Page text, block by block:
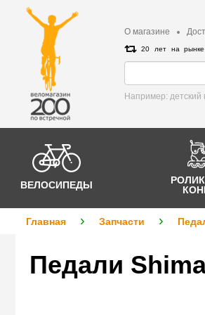
О магазине
20 лет на рынке
Например: детский
ВЕЛОСИПЕДЫ
Главная Запчасти
Педали